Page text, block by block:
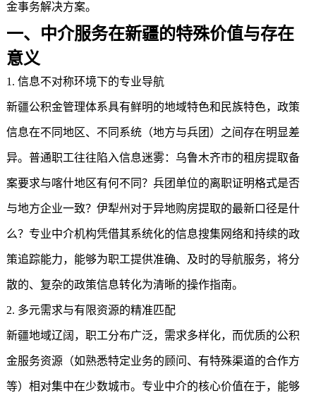
金事务解决方案。
一、中介服务在新疆的特殊价值与存在
意义
1. 信息不对称环境下的专业导航
新疆公积金管理体系具有鲜明的地域特色和民族特色，政策
信息在不同地区、不同系统（地方与兵团）之间存在明显差
异。普通职工往往陷入信息迷雾：乌鲁木齐市的租房提取备
案要求与喀什地区有何不同？兵团单位的离职证明格式是否
与地方企业一致？伊犁州对于异地购房提取的最新口径是什
么？专业中介机构凭借其系统化的信息搜集网络和持续的政
策追踪能力，能够为职工提供准确、及时的导航服务，将分
散的、复杂的政策信息转化为清晰的操作指南。
2. 多元需求与有限资源的精准匹配
新疆地域辽阔，职工分布广泛，需求多样化，而优质的公积
金服务资源（如熟悉特定业务的顾问、有特殊渠道的合作方
等）相对集中在少数城市。专业中介的核心价值在于，能够